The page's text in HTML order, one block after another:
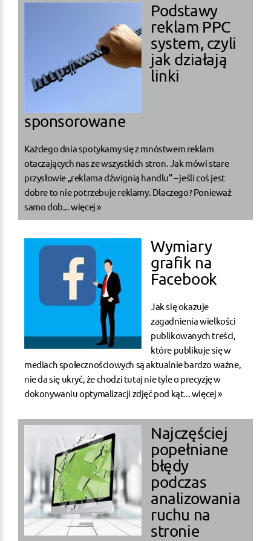
Podstawy
reklam PPC
system, czyli
jak działają
linki
sponsorowane
Każdego dnia spotykamy się z mnóstwem reklam
otaczających nas ze wszystkich stron. Jak mówi stare
przysłowie „reklama dźwignią handlu” – jeśli coś jest
dobre to nie potrzebuje reklamy. Dlaczego? Ponieważ
samo dob...więcej »
Wymiary
grafik na
Facebook
Jak się okazuje
zagadnienia wielkości
publikowanych treści,
które publikuje się w
mediach społecznościowych są aktualnie bardzo ważne,
nie da się ukryć, że chodzi tutaj nie tyle o precyzję w
dokonywaniu optymalizacji zdjęć pod kąt... więcej »
Najczęściej
popełniane
błędy
podczas
analizowania
ruchu na
stronie